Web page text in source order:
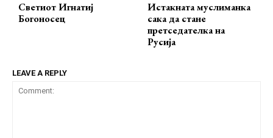
Светиот Игнатиј
Богоносец
Истакната муслиманка
сака да стане
претседателка на
Русија
LEAVE A REPLY